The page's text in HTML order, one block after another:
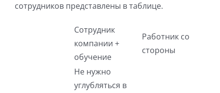
сотрудников представлены в таблице.
Сотрудник
компании +
обучение
Работник со
стороны
Не нужно
углубляться в